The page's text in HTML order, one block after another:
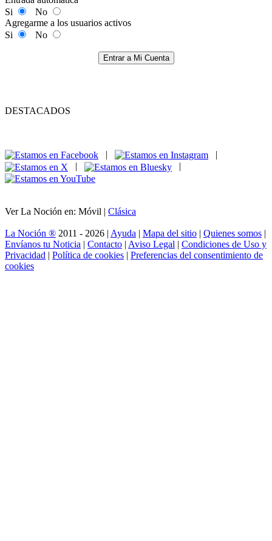
Si
No
Agregarme a los usuarios activos
Si
No
Entrar a Mi Cuenta
DESTACADOS
|
|
|
|
Ver La Noción en: Móvil | Clásica
La Noción ® 2011 - 2026 | Ayuda | Mapa del sitio | Quienes somos |
Envíanos tu Noticia | Contacto | Aviso Legal | Condiciones de Uso y
Privacidad | Política de cookies | Preferencias del consentimiento de
cookies